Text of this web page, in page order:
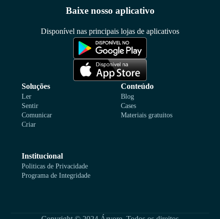
Baixe nosso aplicativo
Disponível nas principais lojas de aplicativos
Soluções
Ler
Sentir
Comunicar
Criar
Conteúdo
Blog
Cases
Materiais gratuitos
Institucional
Politicas de Privacidade
Programa de Integridade